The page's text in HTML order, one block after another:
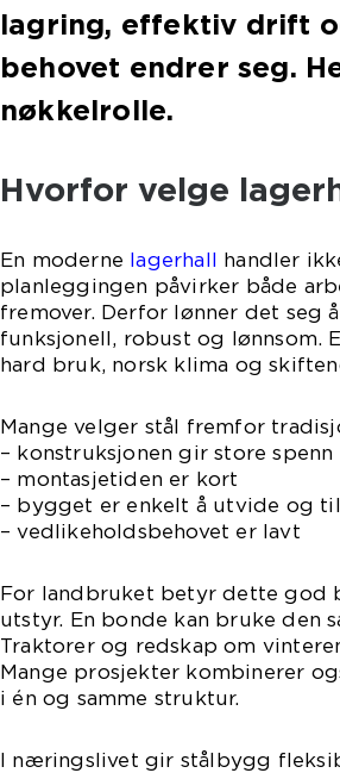
lagring, effektiv drift
behovet endrer seg.
nøkkelrolle.
Hvorfor velge
En moderne lagerhall handler
planleggingen påvirker både
fremover. Derfor lønner det seg
funksjonell, robust og lønnsom.
hard bruk, norsk klima og
Mange velger stål fremfor
– konstruksjonen gir store
– montasjetiden er kort
– bygget er enkelt å utvide og
– vedlikeholdsbehovet er lavt
For landbruket betyr dette god
utstyr. En bonde kan bruke den
Traktorer og redskap om
Mange prosjekter kombinerer
i én og samme struktur.
I næringslivet gir stålbygg